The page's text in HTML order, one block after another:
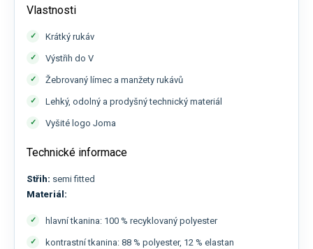
Vlastnosti
Krátký rukáv
Výstřih do V
Žebrovaný límec a manžety rukávů
Lehký, odolný a prodyšný technický materiál
Vyšité logo Joma
Technické informace
Střih: semi fitted
Materiál:
hlavní tkanina: 100 % recyklovaný polyester
kontrastní tkanina: 88 % polyester, 12 % elastan